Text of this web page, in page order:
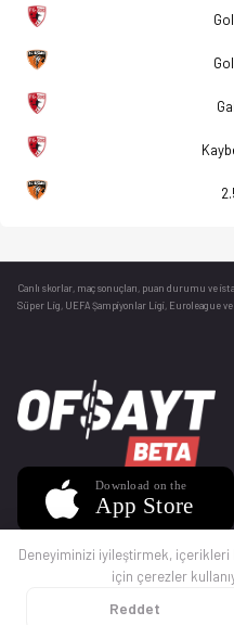
Canlı skorlar , maç sonuçları, puan durumu ve
Süper Lig, UEFA Şampiyonlar Ligi, Euroleague ve
© 2025 Ofsayt
Deneyiminizi iyileştirmek,
için çerezler
Reddet